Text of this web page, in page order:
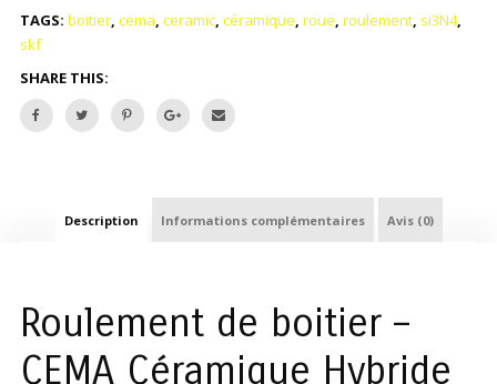
TAGS: boitier, cema, ceramic, céramique, roue, roulement, si3N4,
skf
SHARE THIS:
Description Informations complémentaires Avis (0)
Roulement de boitier –
CEMA Céramique Hybride